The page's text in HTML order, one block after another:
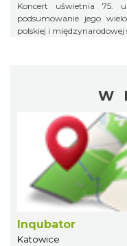
Koncert uświetnia 75.
podsumowanie jego
polskiej i międzynarodowej
W
Inqubator
Katowice